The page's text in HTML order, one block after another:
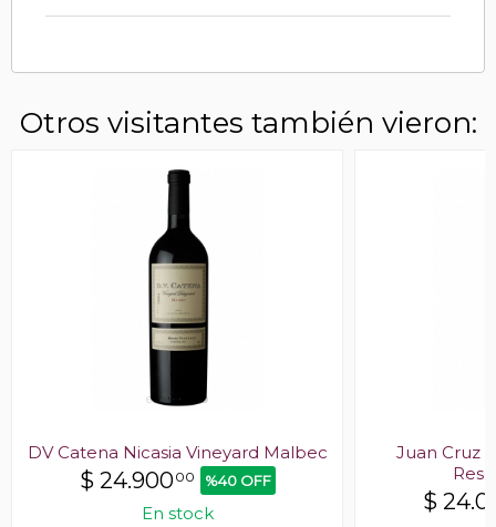
Otros visitantes también vieron:
DV Catena Nicasia Vineyard Malbec
$ 24.90000 %40 OFF
En stock
Juan Cruz
$